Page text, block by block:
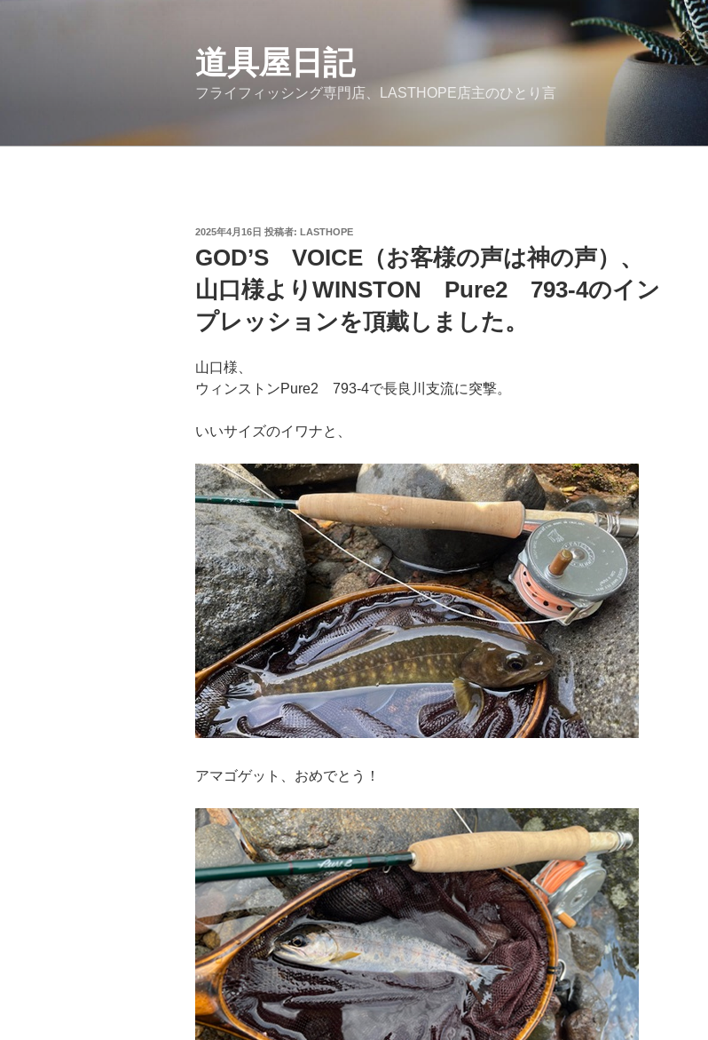
道具屋日記
フライフィッシング専門店、LASTHOPE店主のひとり言
投
日:
2025年4月16日 投稿者: LASTHOPE
GOD’S VOICE（お客様の声は神の声）、
山口様よりWINSTON Pure2 793-4のイン
プレッションを頂戴しました。
山口様、
ウィンストンPure2 793-4で長良川支流に突撃。
いいサイズのイワナと、
アマゴゲット、おめでとう！